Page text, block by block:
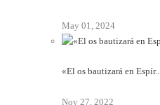
May 01, 2024
«El os bautizará en Espír..
Nov 27, 2022